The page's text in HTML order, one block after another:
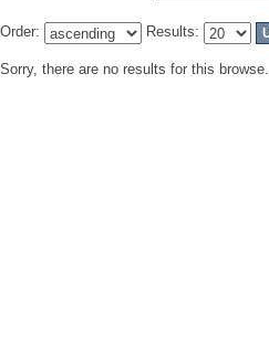
Order: Results:
Sorry, there are no results for this browse.